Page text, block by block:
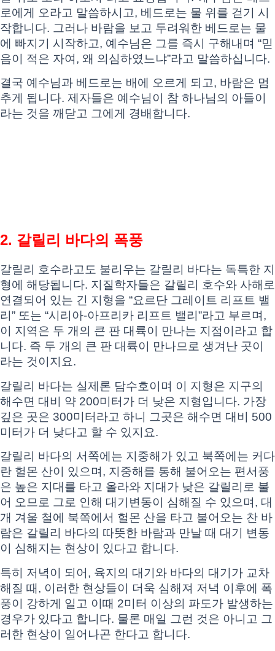
로에게 오라고 말씀하시고, 베드로는 물 위를 걷기 시
작합니다. 그러나 바람을 보고 두려워한 베드로는 물
에 빠지기 시작하고, 예수님은 그를 즉시 구해내며 “믿
음이 적은 자여, 왜 의심하였느냐”라고 말씀하십니다.
결국 예수님과 베드로는 배에 오르게 되고, 바람은 멈
추게 됩니다. 제자들은 예수님이 참 하나님의 아들이
라는 것을 깨닫고 그에게 경배합니다.
2. 갈릴리 바다의 폭풍
갈릴리 호수라고도 불리우는 갈릴리 바다는 독특한 지
형에 해당됩니다. 지질학자들은 갈릴리 호수와 사해로
연결되어 있는 긴 지형을 “요르단 그레이트 리프트 밸
리” 또는 “시리아-아프리카 리프트 밸리”라고 부르며,
이 지역은 두 개의 큰 판 대륙이 만나는 지점이라고 합
니다. 즉 두 개의 큰 판 대륙이 만나므로 생겨난 곳이
라는 것이지요.
갈릴리 바다는 실제론 담수호이며 이 지형은 지구의
해수면 대비 약 200미터가 더 낮은 지형입니다. 가장
깊은 곳은 300미터라고 하니 그곳은 해수면 대비 500
미터가 더 낮다고 할 수 있지요.
갈릴리 바다의 서쪽에는 지중해가 있고 북쪽에는 커다
란 헐몬 산이 있으며, 지중해를 통해 불어오는 편서풍
은 높은 지대를 타고 올라와 지대가 낮은 갈릴리로 불
어 오므로 그로 인해 대기변동이 심해질 수 있으며, 대
개 겨울 철에 북쪽에서 헐몬 산을 타고 불어오는 찬 바
람은 갈릴리 바다의 따뜻한 바람과 만날 때 대기 변동
이 심해지는 현상이 있다고 합니다.
특히 저녁이 되어, 육지의 대기와 바다의 대기가 교차
해질 때, 이러한 현상들이 더욱 심해져 저녁 이후에 폭
풍이 강하게 일고 이때 2미터 이상의 파도가 발생하는
경우가 있다고 합니다. 물론 매일 그런 것은 아니고 그
러한 현상이 일어나곤 한다고 합니다.